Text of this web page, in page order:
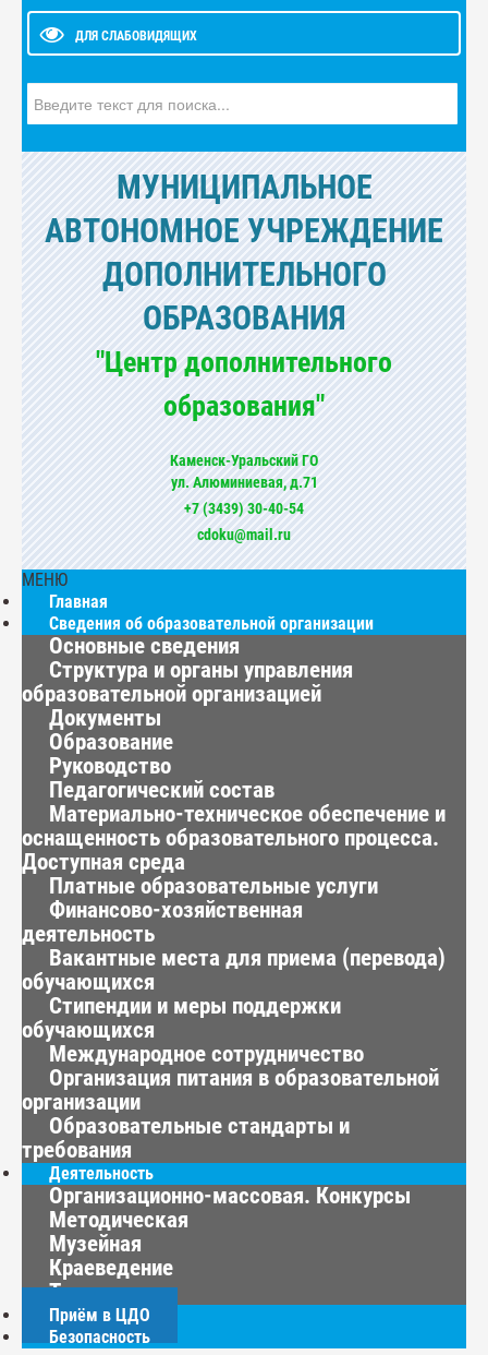
ДЛЯ СЛАБОВИДЯЩИХ
МУНИЦИПАЛЬНОЕ
АВТОНОМНОЕ УЧРЕЖДЕНИЕ
ДОПОЛНИТЕЛЬНОГО
ОБРАЗОВАНИЯ
"Центр дополнительного
образования"
Каменск-Уральский ГО
ул. Алюминиевая, д.71
+7 (3439) 30-40-54
cdoku@mail.ru
МЕНЮ
Главная
Сведения об образовательной организации
Основные сведения
Структура и органы управления
образовательной организацией
Документы
Образование
Руководство
Педагогический состав
Материально-техническое обеспечение и
оснащенность образовательного процесса.
Доступная среда
Платные образовательные услуги
Финансово-хозяйственная
деятельность
Вакантные места для приема (перевода)
обучающихся
Стипендии и меры поддержки
обучающихся
Международное сотрудничество
Организация питания в образовательной
организации
Образовательные стандарты и
требования
Деятельность
Организационно-массовая. Конкурсы
Методическая
Музейная
Краеведение
Туризм
Приём в ЦДО
Безопасность